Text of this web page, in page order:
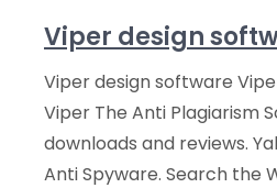
Viper design
Viper design software
Viper The Anti Plagiarism
downloads and reviews.
Anti Spyware. Search the